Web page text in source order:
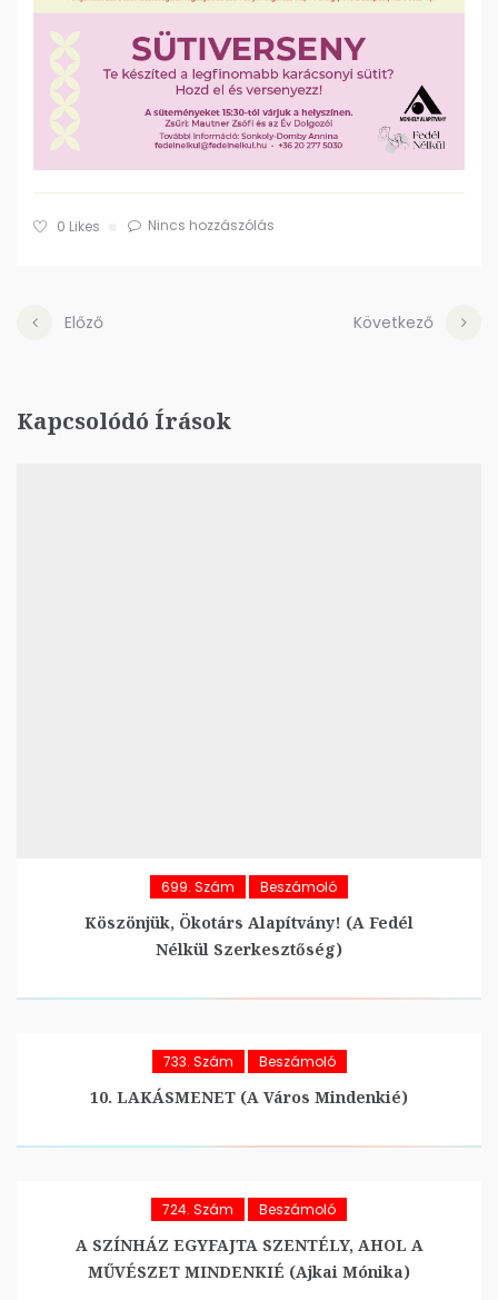
0 Likes Nincs hozzászólás
Előző Következő
Kapcsolódó Írások
699. Szám Beszámoló
Köszönjük, Ökotárs Alapítvány! (A Fedél
Nélkül Szerkesztőség)
733. Szám Beszámoló
10. LAKÁSMENET (A Város Mindenkié)
724. Szám Beszámoló
A SZÍNHÁZ EGYFAJTA SZENTÉLY, AHOL A
MŰVÉSZET MINDENKIÉ (Ajkai Mónika)